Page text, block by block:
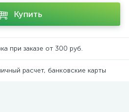
Купить
при заказе от 300 руб.
расчет, банковские карты